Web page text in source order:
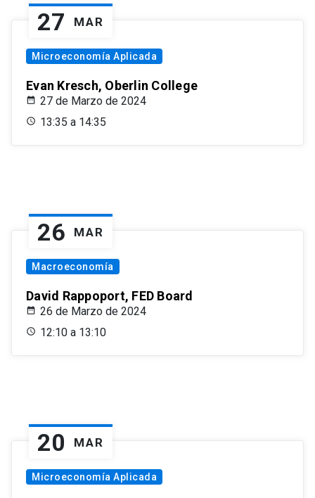
27 MAR
Microeconomía Aplicada
Evan Kresch, Oberlin College
27 de Marzo de 2024
13:35 a 14:35
26 MAR
Macroeconomía
David Rappoport, FED Board
26 de Marzo de 2024
12:10 a 13:10
20 MAR
Microeconomía Aplicada